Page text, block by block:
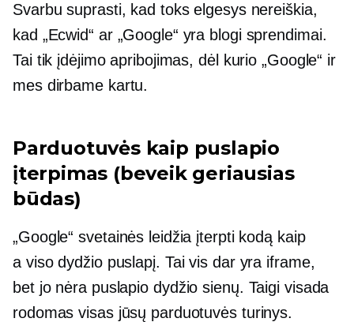
Svarbu suprasti, kad toks elgesys nereiškia,
kad „Ecwid“ ar „Google“ yra blogi sprendimai.
Tai tik įdėjimo apribojimas, dėl kurio „Google“ ir
mes dirbame kartu.
Parduotuvės kaip puslapio
įterpimas (beveik geriausias
būdas)
„Google“ svetainės leidžia įterpti kodą kaip
a viso dydžiopuslapį. Tai vis dar yra iframe,
bet jo nėra puslapio dydžio sienų. Taigi visada
rodomas visas jūsų parduotuvės turinys.